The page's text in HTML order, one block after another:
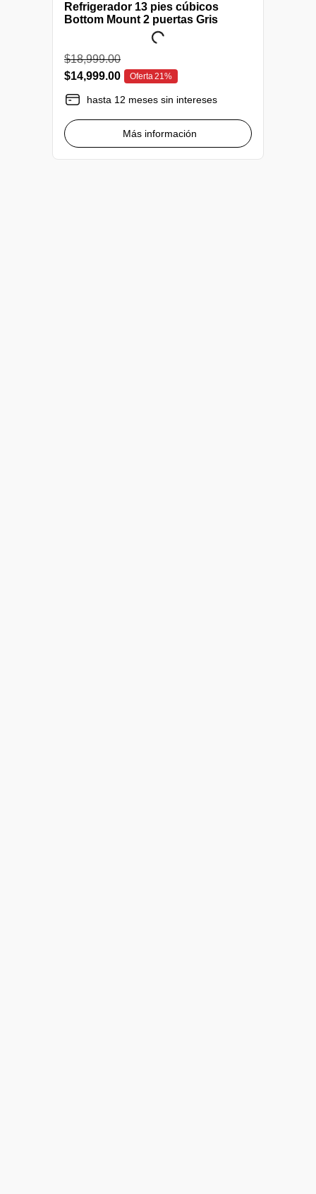
Refrigerador 13 pies cúbicos
Bottom Mount 2 puertas Gris
$18,999.00
$14,999.00 Oferta21%
hasta 12 meses sin intereses
Más información